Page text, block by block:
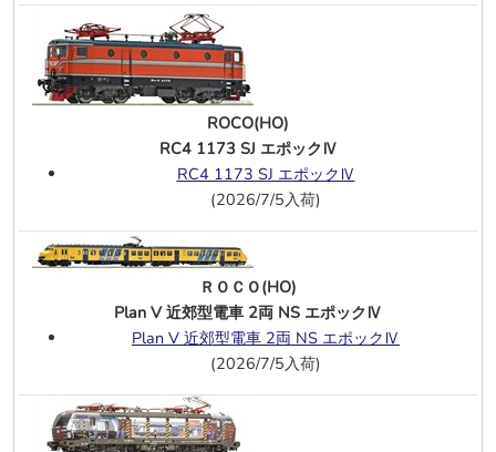
東急1000系(東横線・強化型スカート)8
両
九州817系1500番台 (鹿児島車) 2両M
付、2両M無
TOMIX(N)
EF64 0番台(5次形・高崎車両センター)
津川洋行(N)
ワ60000形Aタイプ 縦板張／下側横板
張(初期・真空ブレーキ仕様)
ワ12746形(縦板張・真空ブレーキ仕様)
ワ60000形Bタイプ 総縦板張／下側横
板張(初期・真空ブレーキ仕様)
ワ60000形Bタイプ 総縦板張／下側横
ワ60000形Aタイプ 縦板張／下側横板
張(後期・空制仕様)
ROCO(HO)
RC4 1173 SJ エポックⅣ
RC4 1173 SJ エポックⅣ
(2026/7/5入荷)
ＲＯＣＯ(HO)
Plan V 近郊型電車 2両 NS エポックⅣ
Plan V 近郊型電車 2両 NS エポックⅣ
(2026/7/5入荷)